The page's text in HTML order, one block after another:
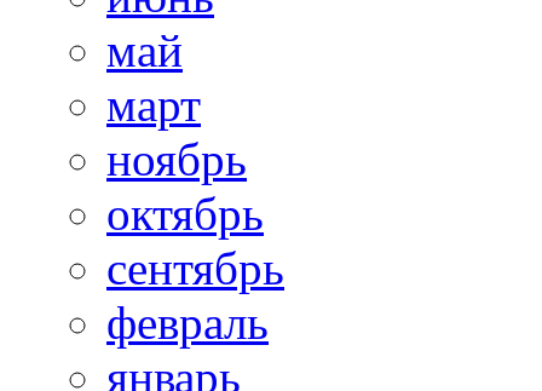
май
март
ноябрь
октябрь
сентябрь
февраль
январь